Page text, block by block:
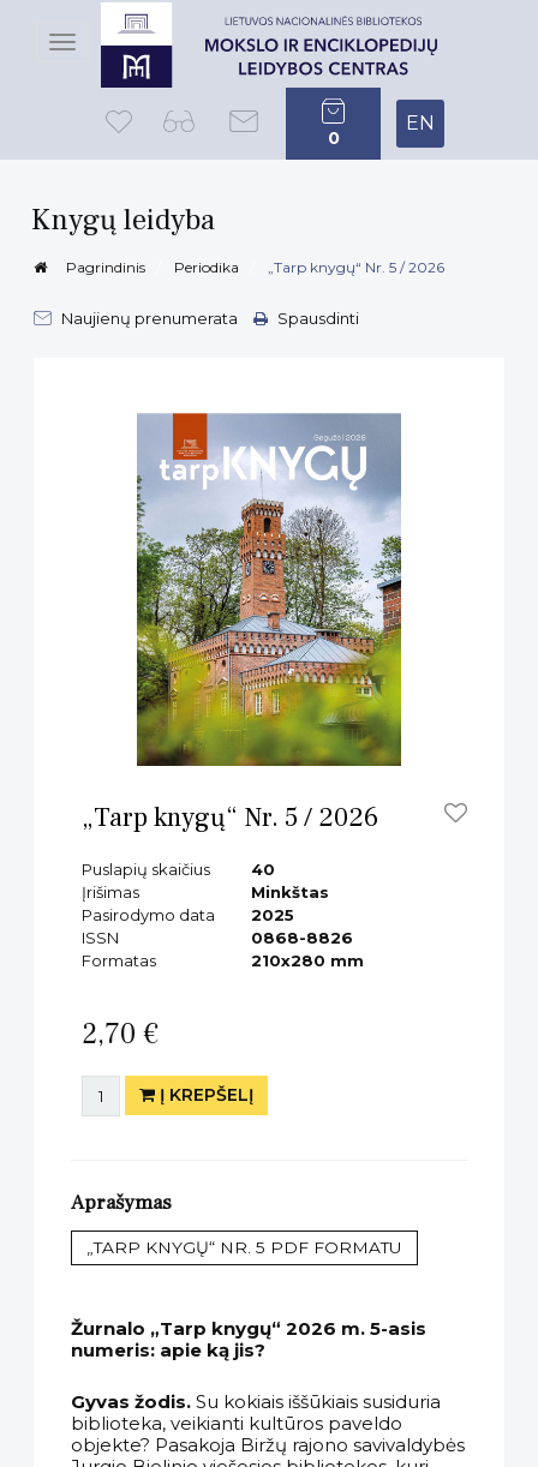
Toggle
navigation
0
EN
Knygų leidyba
Pagrindinis Periodika „Tarp knygų“ Nr. 5 / 2026
Naujienų prenumerata Spausdinti
„Tarp knygų“ Nr. 5 / 2026
Puslapių skaičius
40
Įrišimas
Minkštas
Pasirodymo data
2025
ISSN
0868-8826
Formatas
210x280 mm
2,70 €
Į KREPŠELĮ
Aprašymas
„TARP KNYGŲ“ NR. 5 PDF FORMATU
Žurnalo „Tarp knygų“ 2026 m. 5-asis
numeris: apie ką jis?
Gyvas žodis. Su kokiais iššūkiais susiduria
biblioteka, veikianti kultūros paveldo
objekte? Pasakoja Biržų rajono savivaldybės